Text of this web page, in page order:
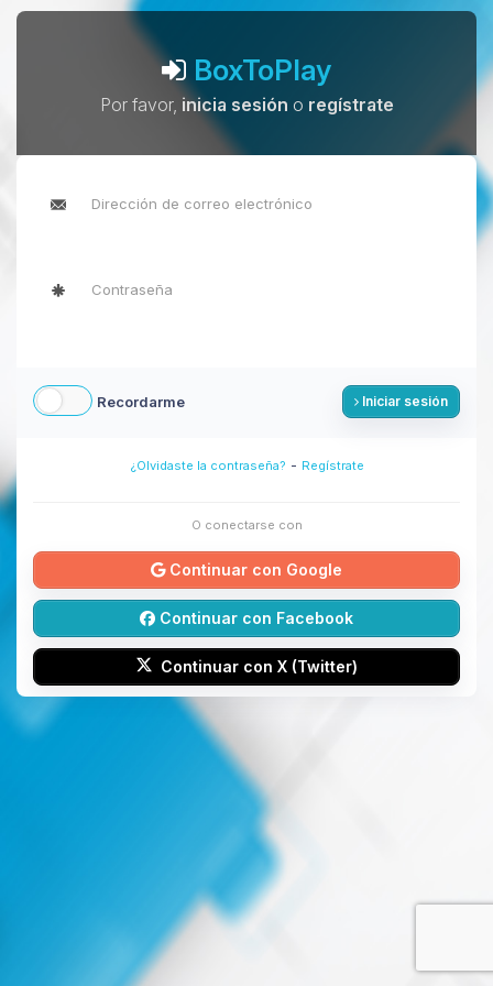
BoxToPlay
Por favor, inicia sesión o regístrate
Recordarme Iniciar sesión
¿Olvidaste la contraseña? - Regístrate
O conectarse con
Continuar con Google
Continuar con Facebook
Continuar con X (Twitter)